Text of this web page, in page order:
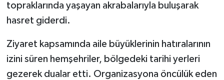
topraklarında yaşayan akrabalarıyla buluşarak
hasret giderdi.
Ziyaret kapsamında aile büyüklerinin hatıralarının
izini süren hemşehriler, bölgedeki tarihi yerleri
gezerek dualar etti. Organizasyona öncülük eden